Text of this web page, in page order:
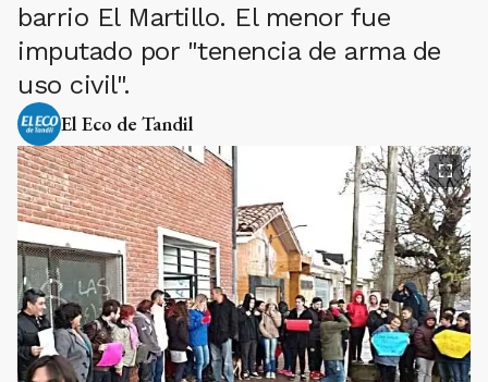
barrio El Martillo. El menor fue
imputado por "tenencia de arma de
uso civil".
El Eco de Tandil